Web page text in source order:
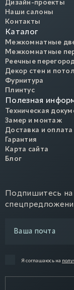
Дизайн-проекты
Наши салоны
Контакты
Каталог
Межкомнатные
Межкомнатные
Реечные
Декор стен и
Фурнитура
Плинтус
Полезная
Техническая
Замер и монтаж
Доставка и оплата
Гарантия
Карта сайта
Блог
Подпишитесь на
Я соглашаюсь на